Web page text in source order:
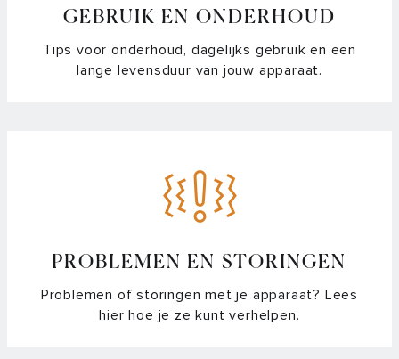
GEBRUIK EN ONDERHOUD
Tips voor onderhoud, dagelijks gebruik en een
lange levensduur van jouw apparaat.
PROBLEMEN EN STORINGEN
Problemen of storingen met je apparaat? Lees
hier hoe je ze kunt verhelpen.